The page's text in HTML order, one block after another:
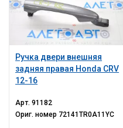
Ручка двери внешняя
задняя правая Honda CRV
12-16
Арт.91182
Ориг. номер 72141TR0A11YC